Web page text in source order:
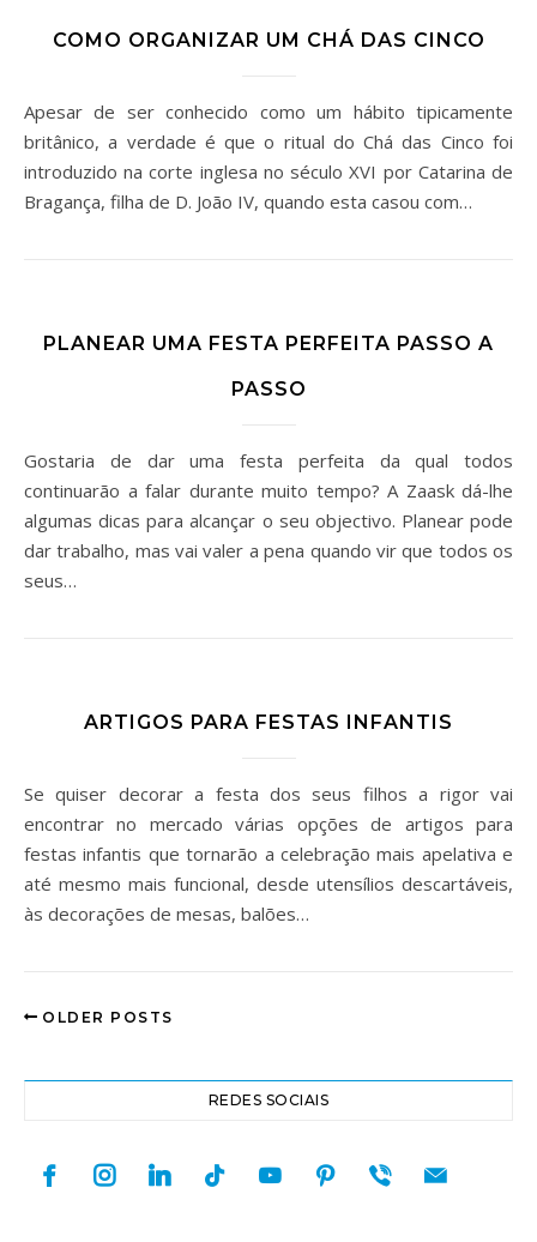
COMO ORGANIZAR UM CHÁ DAS CINCO
Apesar de ser conhecido como um hábito tipicamente
britânico, a verdade é que o ritual do Chá das Cinco foi
introduzido na corte inglesa no século XVI por Catarina de
Bragança, filha de D. João IV, quando esta casou com…
PLANEAR UMA FESTA PERFEITA PASSO A
PASSO
Gostaria de dar uma festa perfeita da qual todos
continuarão a falar durante muito tempo? A Zaask dá-lhe
algumas dicas para alcançar o seu objectivo. Planear pode
dar trabalho, mas vai valer a pena quando vir que todos os
seus…
ARTIGOS PARA FESTAS INFANTIS
Se quiser decorar a festa dos seus filhos a rigor vai
encontrar no mercado várias opções de artigos para
festas infantis que tornarão a celebração mais apelativa e
até mesmo mais funcional, desde utensílios descartáveis,
às decorações de mesas, balões…
OLDER POSTS
REDES SOCIAIS
facebookinstagramlinkedintiktok youtubepinterest
viber mail